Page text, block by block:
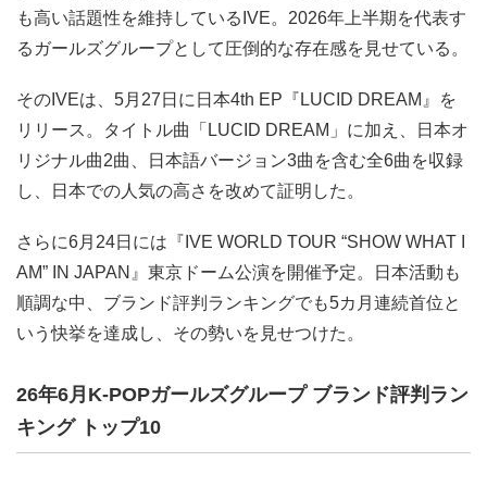
も高い話題性を維持しているIVE。2026年上半期を代表す
るガールズグループとして圧倒的な存在感を見せている。
そのIVEは、5月27日に日本4th EP『LUCID DREAM』を
リリース。タイトル曲「LUCID DREAM」に加え、日本オ
リジナル曲2曲、日本語バージョン3曲を含む全6曲を収録
し、日本での人気の高さを改めて証明した。
さらに6月24日には『IVE WORLD TOUR “SHOW WHAT I
AM” IN JAPAN』東京ドーム公演を開催予定。日本活動も
順調な中、ブランド評判ランキングでも5カ月連続首位と
いう快挙を達成し、その勢いを見せつけた。
26年6月K-POPガールズグループ ブランド評判ラン
キング トップ10